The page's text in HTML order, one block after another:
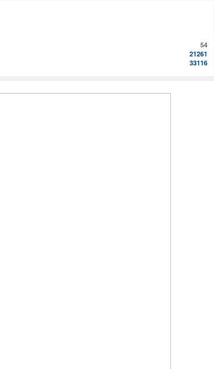
54
21261
33116